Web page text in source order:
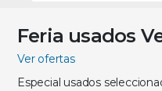
Feria usados
Ver ofertas
Especial usados